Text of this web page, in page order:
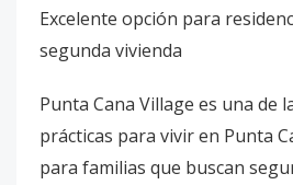
Excelente opción para
segunda vivienda
Punta Cana Village es una de
prácticas para vivir en Punta
para familias que buscan